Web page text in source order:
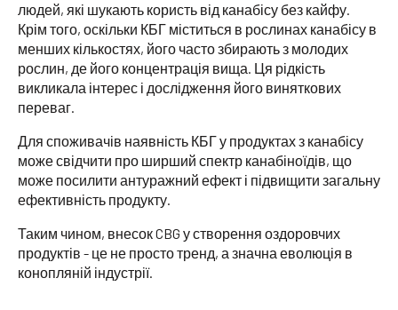
людей, які шукають користь від канабісу без кайфу.
Крім того, оскільки КБГ міститься в рослинах канабісу в
менших кількостях, його часто збирають з молодих
рослин, де його концентрація вища. Ця рідкість
викликала інтерес і дослідження його виняткових
переваг.
Для споживачів наявність КБГ у продуктах з канабісу
може свідчити про ширший спектр канабіноїдів, що
може посилити антуражний ефект і підвищити загальну
ефективність продукту.
Таким чином, внесок CBG у створення оздоровчих
продуктів - це не просто тренд, а значна еволюція в
конопляній індустрії.